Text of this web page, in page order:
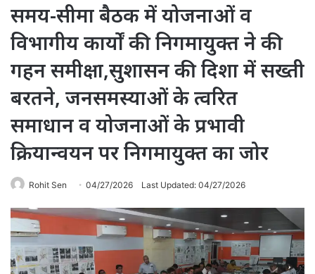
समय-सीमा बैठक में योजनाओं व
विभागीय कार्यों की निगमायुक्त ने की
गहन समीक्षा,सुशासन की दिशा में सख्ती
बरतने, जनसमस्याओं के त्वरित
समाधान व योजनाओं के प्रभावी
क्रियान्वयन पर निगमायुक्त का जोर
Rohit Sen 04/27/2026 Last Updated: 04/27/2026